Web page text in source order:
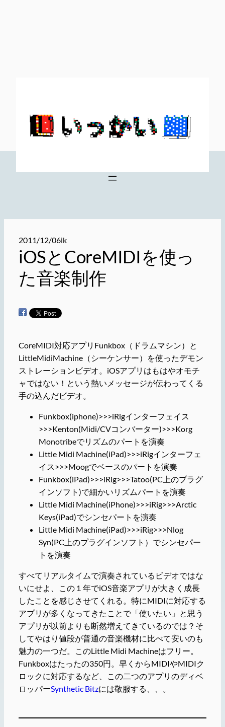
2011/12/06ik
iOSとCoreMIDIを使っ
た音楽制作
CoreMIDI対応アプリFunkbox（ドラムマシン）と
LittleMidiMachine（シーケンサー）を使ったデモン
ストレーションビデオ。iOSアプリはもはやオモチ
ャではない！という熱いメッセージが伝わってくる
手の込んだビデオ。
Funkbox(iphone)>>>iRigインターフェイス
>>>Kenton(Midi/CVコンバーター)>>>Korg
Monotribeでリズムのパートを演奏
Little Midi Machine(iPad)>>>iRigインターフェ
イス>>>Moogでベースのパートを演奏
Funkbox(iPad)>>>iRig>>>Tatoo(PC上のプラグ
インソフト)で細かいリズムパートを演奏
Little Midi Machine(iPhone)>>>iRig>>>Arctic
Keys(iPad)でシンセパートを演奏
Little Midi Machine(iPad)>>>iRig>>>Nlog
Syn(PC上のプラグインソフト）でシンセパー
トを演奏
すべてリアルタイムで演奏されているビデオではな
いにせよ、この１年でiOS音楽アプリが大きく成長
したことを感じさせてくれる。特にMIDIに対応する
アプリが多くなってきたことで「使いたい」と思う
アプリが以前よりも断然増えてきているのでは？そ
してやはり値段が普通の音楽機材に比べて安いのも
魅力の一つだ。このLittle Midi Machineはフリー。
Funkboxはたったの350円。早くからMIDIやMIDIク
ロックに対応するなど、この二つのアプリのディベ
ロッパーSynthetic Bitzには敬服する、、。